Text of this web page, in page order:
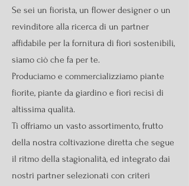
Se sei un fiorista, un flower designer o un
revinditore alla ricerca di un partner
affidabile per la fornitura di fiori sostenibili,
siamo ciò che fa per te.
Produciamo e commercializziamo piante
fiorite, piante da giardino e fiori recisi di
altissima qualità.
Ti offriamo un vasto assortimento, frutto
della nostra coltivazione diretta che segue
il ritmo della stagionalità, ed integrato dai
nostri partner selezionati con criteri